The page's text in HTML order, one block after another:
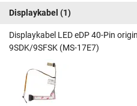
Displaykabel (1)
Displaykabel LED eDP 40-Pin
9SDK/9SFSK (MS-17E7)